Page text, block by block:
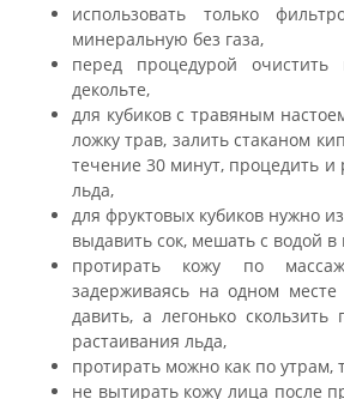
использовать только
минеральную без газа,
перед процедурой
декольте,
для кубиков с травяным
ложку трав, залить стаканом
течение 30 минут, процедить и
льда,
для фруктовых кубиков нужно
выдавить сок, мешать с водой
протирать кожу по
задерживаясь на одном
давить, а легонько
растаивания льда,
протирать можно как по утрам,
не вытирать кожу лица после